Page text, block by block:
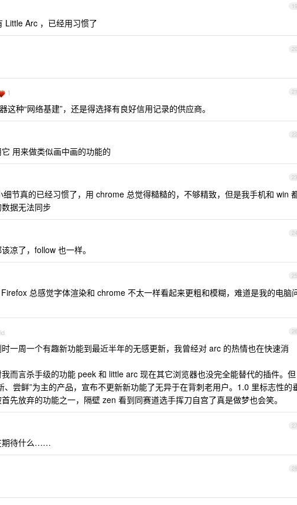
19
Little Arc ，已经用习惯了
20
21
1
种“网络基建”，还是得选择有良好信用记录的供应商。
22
用来做类似画中画的功能的
23
节真的已经习惯了，用 chrome 总觉得糙糙的，不够精致，但是我手机和 win
据无法同步
24
凉了，follow 也一样。
25
总感觉字体渲染和 chrome 不太一样看起来更粗和模糊，难道是我的电脑
26
一周一个有趣新功能到最近半年的无感更新，我曾经对 arc 的热情也在快速消
而言杀手级的功能 peek 和 little arc 现在其它浏览器也没完全能替代的插件。但
、尝鲜”为主的产品，宣布不更新新功能了无异于在背刺老用户。1.0 里标志性的
先放弃的功能之一，隔壁 zen 看到同赛道选手挥刀自宫了真是做梦也会笑。
27
期待什么……
28